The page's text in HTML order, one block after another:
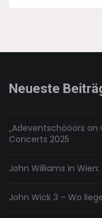
Neueste
„Adeventschööörs on
Concerts 2025
John Williams in
John Wick 3 – Wo